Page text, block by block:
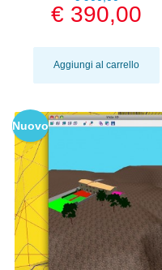
€ 390,00
Aggiungi al carrello
Nuovo